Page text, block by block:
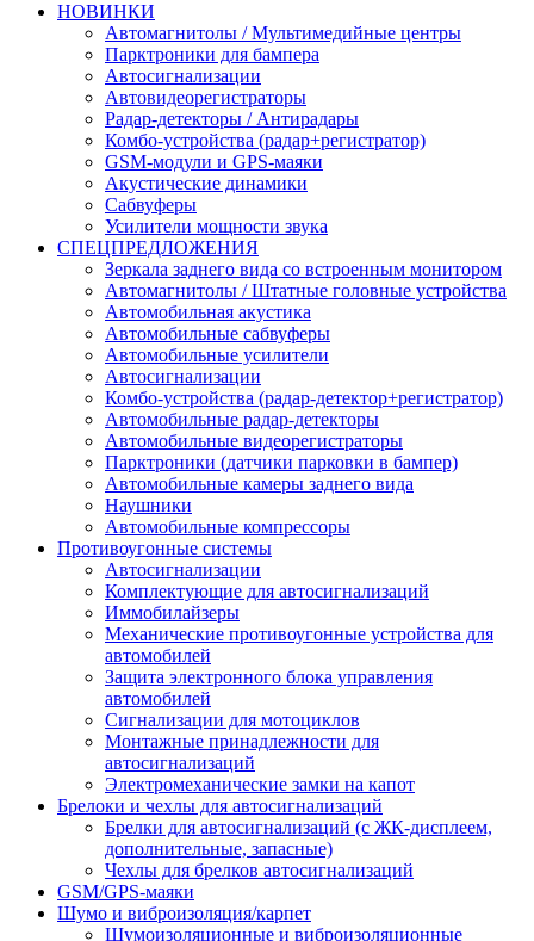
НОВИНКИ
Автомагнитолы / Мультимедийные центры
Парктроники для бампера
Автосигнализации
Автовидеорегистраторы
Радар-детекторы / Антирадары
Комбо-устройства (радар+регистратор)
GSM-модули и GPS-маяки
Акустические динамики
Сабвуферы
Усилители мощности звука
СПЕЦПРЕДЛОЖЕНИЯ
Зеркала заднего вида со встроенным монитором
Автомагнитолы / Штатные головные устройства
Автомобильная акустика
Автомобильные сабвуферы
Автомобильные усилители
Автосигнализации
Комбо-устройства (радар-детектор+регистратор)
Автомобильные радар-детекторы
Автомобильные видеорегистраторы
Парктроники (датчики парковки в бампер)
Автомобильные камеры заднего вида
Наушники
Автомобильные компрессоры
Противоугонные системы
Автосигнализации
Комплектующие для автосигнализаций
Иммобилайзеры
Механические противоугонные устройства для
автомобилей
Защита электронного блока управления
автомобилей
Сигнализации для мотоциклов
Монтажные принадлежности для
автосигнализаций
Электромеханические замки на капот
Брелоки и чехлы для автосигнализаций
Брелки для автосигнализаций (с ЖК-дисплеем,
дополнительные, запасные)
Чехлы для брелков автосигнализаций
GSM/GPS-маяки
Шумо и виброизоляция/карпет
Шумоизоляционные и виброизоляционные